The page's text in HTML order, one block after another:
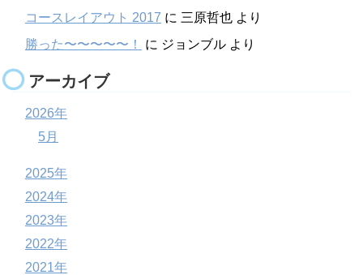
コースレイアウト 2017 に 三原哲也 より
勝った〜〜〜〜〜！
に ジョンブル より
アーカイブ
2026年
5月
2025年
2024年
2023年
2022年
2021年